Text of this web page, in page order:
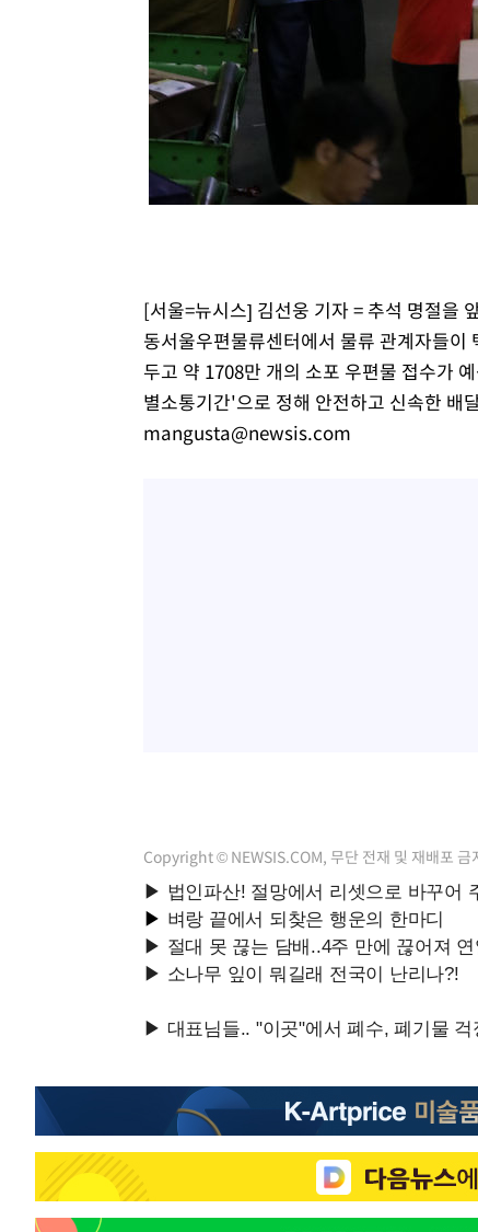
[서울=뉴시스] 김선웅 기자 = 추석 명절을
동서울우편물류센터에서 물류 관계자들
두고 약 1708만 개의 소포 우편물 접수가
별소통기간'으로 정해 안전하고 신속한 배
mangusta@newsis.com
Copyright © NEWSIS.COM, 무단 전재 및 재배포 금